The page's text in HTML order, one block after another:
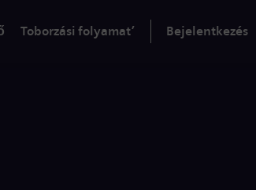
Toborzási folyamat’ Bejelentkezés